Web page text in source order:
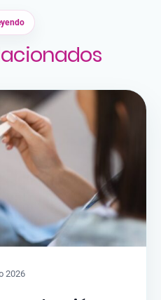
2026